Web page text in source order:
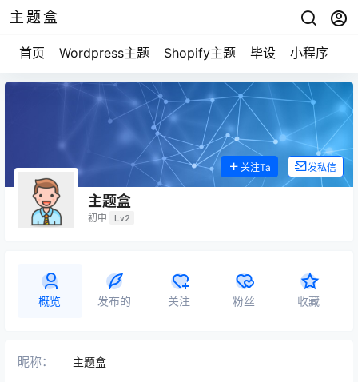
主题盒
首页 Wordpress主题 Shopify主题 毕设 小程序
主题盒
初中 Lv2
关注Ta 发私信
概览 发布的 关注 粉丝 收藏
昵称： 主题盒